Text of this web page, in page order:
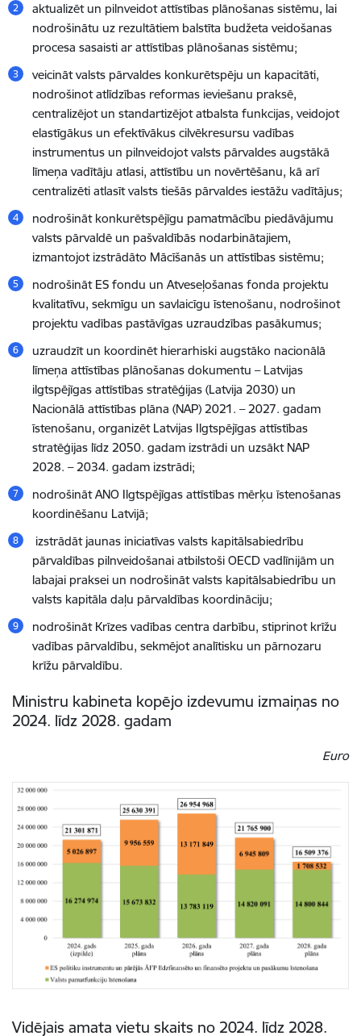
aktualizēt un pilnveidot attīstības plānošanas sistēmu, lai
nodrošinātu uz rezultātiem balstīta budžeta veidošanas
procesa sasaisti ar attīstības plānošanas sistēmu;
veicināt valsts pārvaldes konkurētspēju un kapacitāti,
nodrošinot atlīdzības reformas ieviešanu praksē,
centralizējot un standartizējot atbalsta funkcijas, veidojot
elastīgākus un efektīvākus cilvēkresursu vadības
instrumentus un pilnveidojot valsts pārvaldes augstākā
līmeņa vadītāju atlasi, attīstību un novērtēšanu, kā arī
centralizēti atlasīt valsts tiešās pārvaldes iestāžu vadītājus;
nodrošināt konkurētspējīgu pamatmācību piedāvājumu
valsts pārvaldē un pašvaldībās nodarbinātajiem,
izmantojot izstrādāto Mācīšanās un attīstības sistēmu;
nodrošināt ES fondu un Atveseļošanas fonda projektu
kvalitatīvu, sekmīgu un savlaicīgu īstenošanu, nodrošinot
projektu vadības pastāvīgas uzraudzības pasākumus;
uzraudzīt un koordinēt hierarhiski augstāko nacionālā
līmeņa attīstības plānošanas dokumentu – Latvijas
ilgtspējīgas attīstības stratēģijas (Latvija 2030) un
Nacionālā attīstības plāna (NAP) 2021. – 2027. gadam
īstenošanu, organizēt Latvijas Ilgtspējīgas attīstības
stratēģijas līdz 2050. gadam izstrādi un uzsākt NAP
2028. – 2034. gadam izstrādi;
nodrošināt ANO Ilgtspējīgas attīstības mērķu īstenošanas
koordinēšanu Latvijā;
izstrādāt jaunas iniciatīvas valsts kapitālsabiedrību
pārvaldības pilnveidošanai atbilstoši OECD vadlīnijām un
labajai praksei un nodrošināt valsts kapitālsabiedrību un
valsts kapitāla daļu pārvaldības koordināciju;
nodrošināt Krīzes vadības centra darbību, stiprinot krīžu
vadības pārvaldību, sekmējot analītisku un pārnozaru
krīžu pārvaldību.
Ministru kabineta kopējo izdevumu izmaiņas no
2024. līdz 2028. gadam
Euro
Vidējais amata vietu skaits no 2024. līdz 2028.